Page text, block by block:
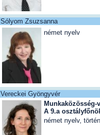
Sólyom Zsuzsanna
német nyelv
Vereckei Gyöngyvér
Munkaközösség-
A 9.a
német nyelv,